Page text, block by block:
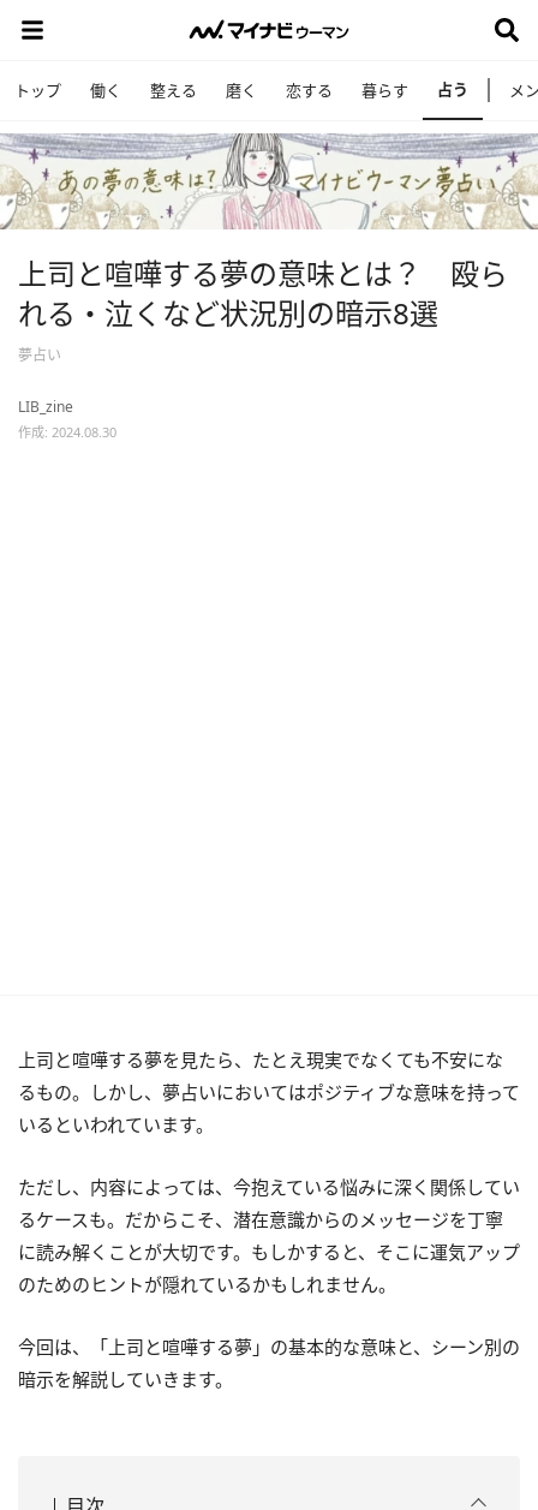
トップ 働く 整える 磨く 恋する 暮らす 占う メ
上司と喧嘩する夢の意味とは？ 殴ら
れる・泣くなど状況別の暗示8選
夢占い
LIB_zine
作成: 2024.08.30
上司と喧嘩する夢を見たら、たとえ現実でなくても不安にな
るもの。しかし、夢占いにおいてはポジティブな意味を持って
いるといわれています。
ただし、内容によっては、今抱えている悩みに深く関係してい
るケースも。だからこそ、潜在意識からのメッセージを丁寧
に読み解くことが大切です。もしかすると、そこに運気アップ
のためのヒントが隠れているかもしれません。
今回は、「上司と喧嘩する夢」の基本的な意味と、シーン別の
暗示を解説していきます。